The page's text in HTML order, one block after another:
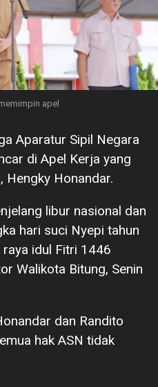
apel
Aparatur Sipil Negara
di Apel Kerja yang
Hengky Honandar.
libur nasional dan
hari suci Nyepi tahun
idul Fitri 1446
Walikota Bitung, Senin
dan Randito
hak ASN tidak